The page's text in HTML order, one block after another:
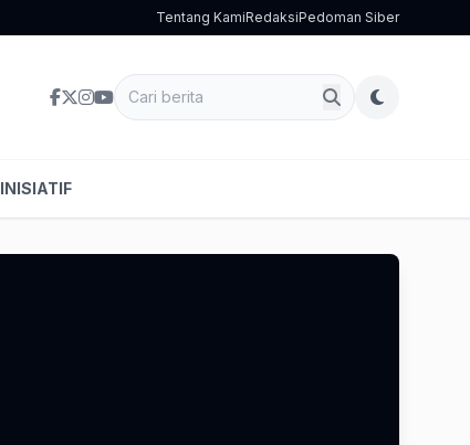
Tentang KamiRedaksiPedoman Siber
INISIATIF